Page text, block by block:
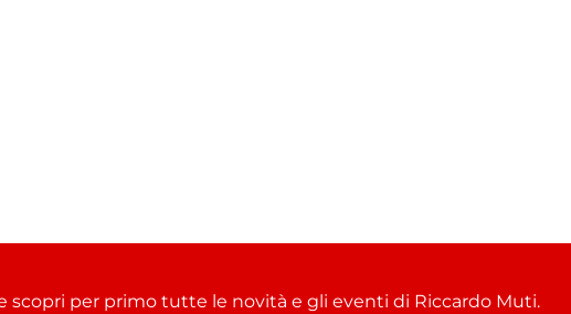
per primo tutte le novità e gli eventi di Riccardo Muti.